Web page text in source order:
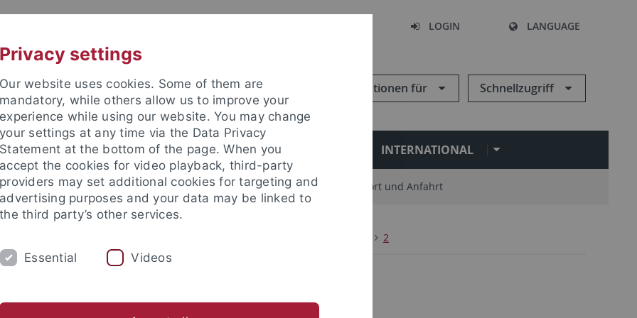
LOGIN LANGUAGE
Informationen für Schnellzugriff
STUDIUM FORSCHUNG EINRICHTUNGEN INTERNATIONAL
und Publikationen Campusleben Im Dialog Karriere Standort und Anfahrt
2
Privacy settings
Our website uses cookies. Some of them are
mandatory, while others allow us to improve your
experience while using our website. You may change
your settings at any time via the Data Privacy
Statement at the bottom of the page. When you
accept the cookies for video playback, third-party
providers may set additional cookies for targeting and
advertising purposes and your data may be linked to
the third party’s other services.
Essential Videos